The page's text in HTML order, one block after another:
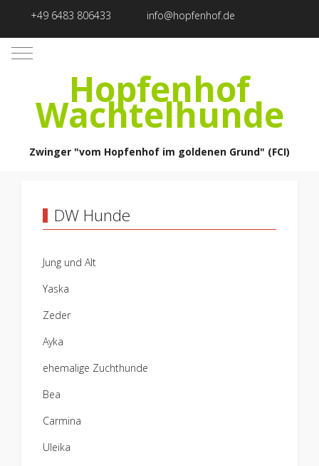
+49 6483 806433 info@hopfenhof.de
Mobile Menu Toggle
Hopfenhof
Wachtelhunde
Zwinger "vom Hopfenhof im goldenen Grund" (FCI)
DW Hunde
Jung und Alt
Yaska
Zeder
Ayka
ehemalige Zuchthunde
Bea
Carmina
Uleika